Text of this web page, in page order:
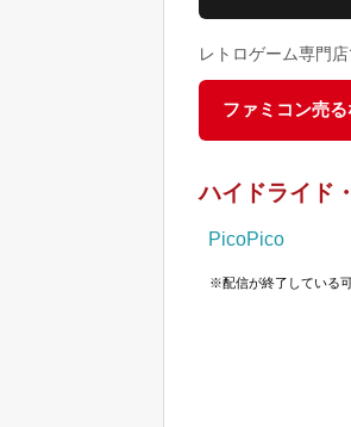
レトロゲーム専門
ファミコン売
ハイドライド
PicoPico
※配信が終了している